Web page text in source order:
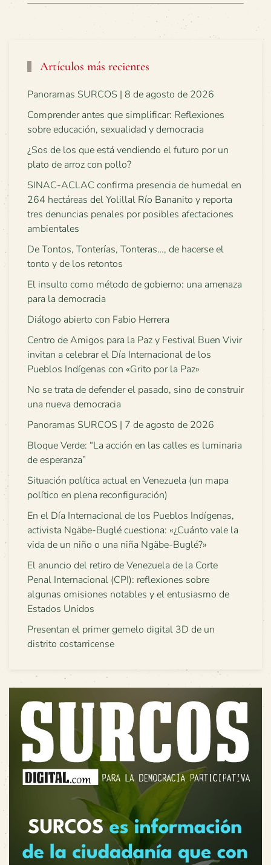
Artículos más recientes
Panoramas SURCOS | 8 de agosto de 2026
Comprender antes que simplificar: Reflexiones
sobre educación, sexualidad y democracia
¿Sos de los que está vendiendo el futuro por un
plato de arroz con pollo?
SINAC-ACLAC confirma presencia de humedal en
264 hectáreas del Yolillal Río Bananito y reporta
tres denuncias penales por posibles afectaciones
ambientales
De Tontos, Tonterías, Tonteras…, de hacerse el
tonto y de los retontos
El insulto como método de gobierno: una amenaza
para la democracia
Diálogo abierto con Fabio Herrera
Centro de Amigos para la Paz y Festival Buen Vivir
invitan a celebrar el Día Internacional de los
Pueblos Indígenas con «Grito por la Paz»
No se trata de defender el pasado, sino de construir
una nueva democracia
Panoramas SURCOS | 7 de agosto de 2026
Bloque Verde: “La acción en las calles es luminaria
de esperanza”
Situación política actual en Venezuela (un mapa
político en plena reconfiguración)
En el Día Internacional de los Pueblos Indígenas,
activista Ngäbe-Buglé cuestiona: «¿Cuánto vale la
vida de un niño o una niña Ngäbe-Buglé?»
El anuncio del retiro de Venezuela de la Corte
Penal Internacional (CPI): reflexiones sobre
algunas omisiones notables y el entusiasmo de
Estados Unidos
Presentan el primer gemelo digital 3D de un
distrito costarricense